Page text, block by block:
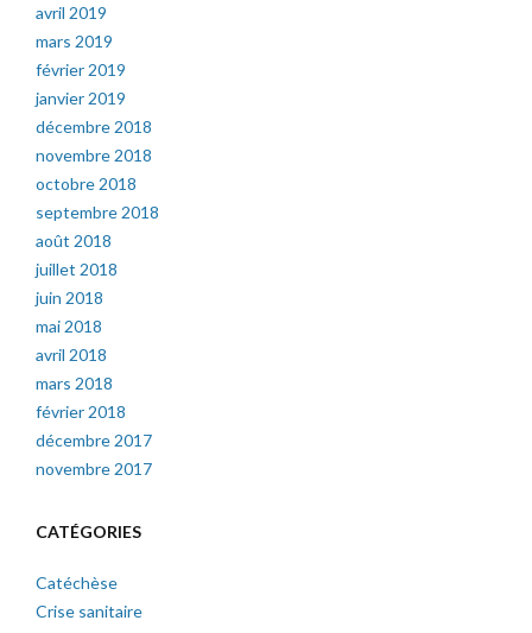
avril 2019
mars 2019
février 2019
janvier 2019
décembre 2018
novembre 2018
octobre 2018
septembre 2018
août 2018
juillet 2018
juin 2018
mai 2018
avril 2018
mars 2018
février 2018
décembre 2017
novembre 2017
CATÉGORIES
Catéchèse
Crise sanitaire